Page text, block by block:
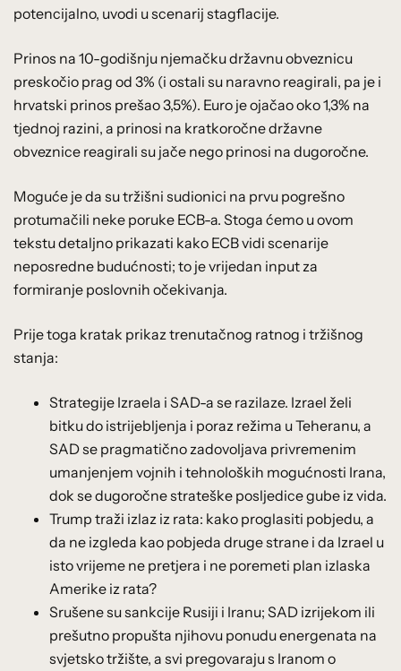
potencijalno, uvodi u scenarij stagflacije.
Prinos na 10-godišnju njemačku državnu obveznicu
preskočio prag od 3% (i ostali su naravno reagirali, pa je i
hrvatski prinos prešao 3,5%). Euro je ojačao oko 1,3% na
tjednoj razini, a prinosi na kratkoročne državne
obveznice reagirali su jače nego prinosi na dugoročne.
Moguće je da su tržišni sudionici na prvu pogrešno
protumačili neke poruke ECB-a. Stoga ćemo u ovom
tekstu detaljno prikazati kako ECB vidi scenarije
neposredne budućnosti; to je vrijedan input za
formiranje poslovnih očekivanja.
Prije toga kratak prikaz trenutačnog ratnog i tržišnog
stanja:
Strategije Izraela i SAD-a se razilaze. Izrael želi
bitku do istrijebljenja i poraz režima u Teheranu, a
SAD se pragmatično zadovoljava privremenim
umanjenjem vojnih i tehnoloških mogućnosti Irana,
dok se dugoročne strateške posljedice gube iz vida.
Trump traži izlaz iz rata: kako proglasiti pobjedu, a
da ne izgleda kao pobjeda druge strane i da Izrael u
isto vrijeme ne pretjera i ne poremeti plan izlaska
Amerike iz rata?
Srušene su sankcije Rusiji i Iranu; SAD izrijekom ili
prešutno propušta njihovu ponudu energenata na
svjetsko tržište, a svi pregovaraju s Iranom o